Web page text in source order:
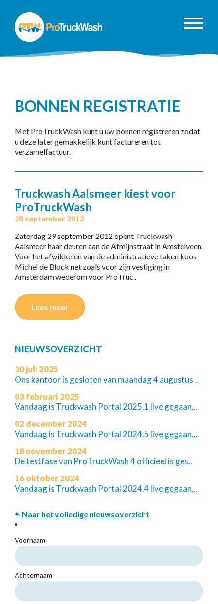
BONNEN REGISTRATIE
Met ProTruckWash kunt u uw bonnen registreren zodat
u deze later gemakkelijk kunt factureren tot
verzamelfactuur.
Truckwash Aalsmeer kiest voor
ProTruckWash
28 september 2012
Zaterdag 29 september 2012 opent Truckwash
Aalsmeer haar deuren aan de Afmijnstraat in Amstelveen.
Voor het afwikkelen van de administratieve taken koos
Michel de Block net zoals voor zijn vestiging in
Amsterdam wederom voor ProTruc..
Lees meer
NIEUWSOVERZICHT
30 juli 2025
Ons kantoor is gesloten van maandag 4 augustus ..
03 februari 2025
Vandaag is Truckwash Portal 2025.1 live gegaan,..
02 december 2024
Vandaag is Truckwash Portal 2024.5 live gegaan,..
18 november 2024
De testfase van ProTruckWash 4 officieel is ges..
16 oktober 2024
Vandaag is Truckwash Portal 2024.4 live gegaan,..
Naar het volledige nieuwsoverzicht
Voornaam
Achternaam